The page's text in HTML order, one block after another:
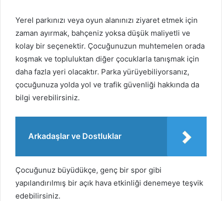
Yerel parkınızı veya oyun alanınızı ziyaret etmek için
zaman ayırmak, bahçeniz yoksa düşük maliyetli ve
kolay bir seçenektir. Çocuğunuzun muhtemelen orada
koşmak ve topluluktan diğer çocuklarla tanışmak için
daha fazla yeri olacaktır. Parka yürüyebiliyorsanız,
çocuğunuza yolda yol ve trafik güvenliği hakkında da
bilgi verebilirsiniz.
Arkadaşlar ve Dostluklar
Çocuğunuz büyüdükçe, genç bir spor gibi
yapılandırılmış bir açık hava etkinliği denemeye teşvik
edebilirsiniz.